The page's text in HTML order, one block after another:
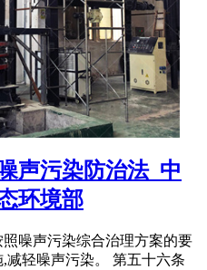
声污染防治法_中
环境部
噪声污染综合治理方案的要
减轻噪声污染。 第五十六条